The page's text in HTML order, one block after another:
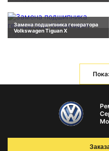
Замена подшипника генератора
Volkswagen Tiguan X